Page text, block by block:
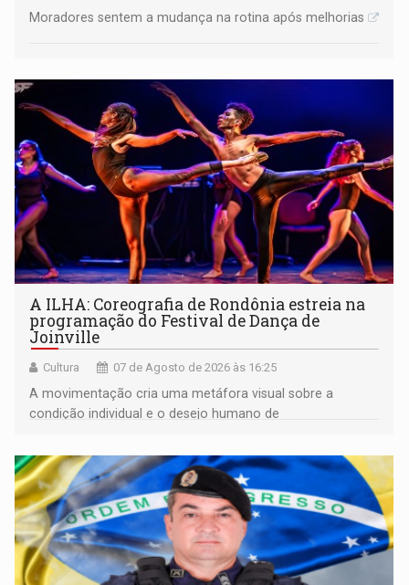
Moradores sentem a mudança na rotina após melhorias
A ILHA: Coreografia de Rondônia estreia na
programação do Festival de Dança de
Joinville
Cultura 07 de Agosto de 2026 às 16:25
A movimentação cria uma metáfora visual sobre a
condição individual e o desejo humano de